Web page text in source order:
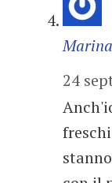
Marina
24